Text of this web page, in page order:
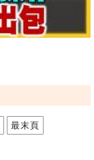
最末頁